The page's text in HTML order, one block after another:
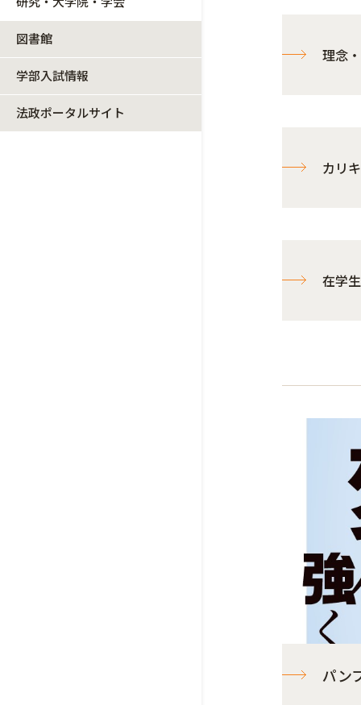
図書館
学部入試情報
法政ポータルサイト
理念
カリ
在学
パン